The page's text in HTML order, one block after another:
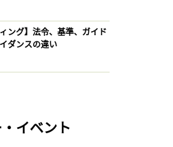
ィング】法令、基準、ガイド
ダンスの違い
イベント